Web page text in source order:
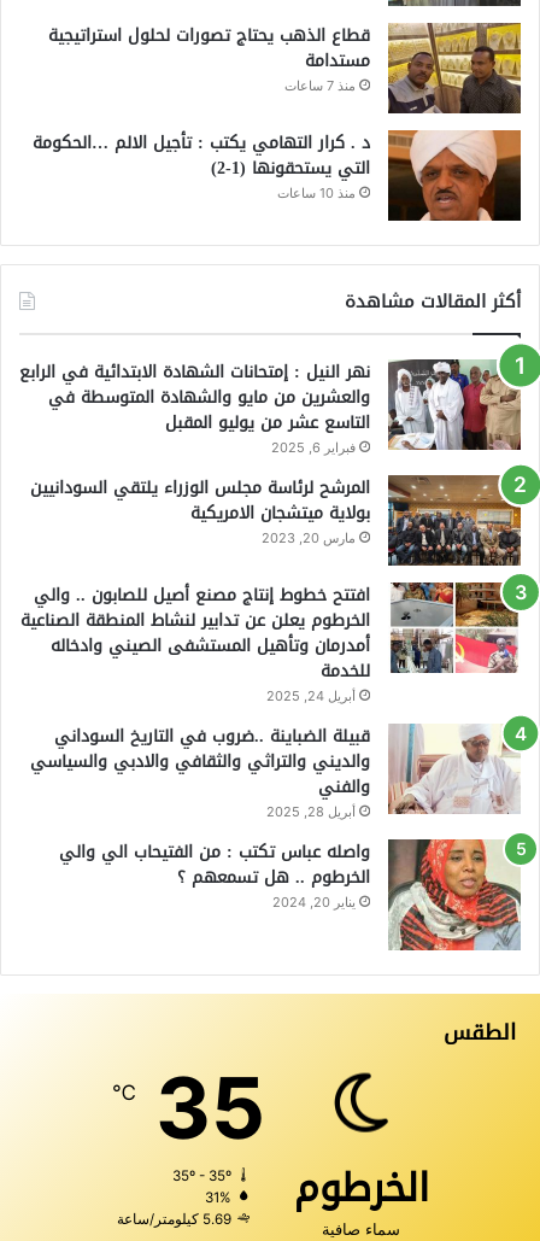
قطاع الذهب يحتاج تصورات لحلول استراتيجية
مستدامة
منذ 7 ساعات
د . كرار التهامي يكتب : تأجيل الالم …الحكومة
التي يستحقونها (1-2)
منذ 10 ساعات
أكثر المقالات مشاهدة
نهر النيل : إمتحانات الشهادة الابتدائية في الرابع
والعشرين من مايو والشهادة المتوسطة في
التاسع عشر من يوليو المقبل
فبراير 6, 2025
المرشح لرئاسة مجلس الوزراء يلتقي السودانيين
بولاية ميتشجان الامريكية
مارس 20, 2023
افتتح خطوط إنتاج مصنع أصيل للصابون .. والي
الخرطوم يعلن عن تدابير لنشاط المنطقة الصناعية
أمدرمان وتأهيل المستشفى الصيني وادخاله
للخدمة
أبريل 24, 2025
قبيلة الضباينة ..ضروب في التاريخ السوداني
والديني والتراثي والثقافي والادبي والسياسي
والفني
أبريل 28, 2025
واصله عباس تكتب : من الفتيحاب الي والي
الخرطوم .. هل تسمعهم ؟
يناير 20, 2024
الطقس
الخرطوم
سماء صافية
35
℃
35º - 35º
31%
5.69 كيلومتر/ساعة